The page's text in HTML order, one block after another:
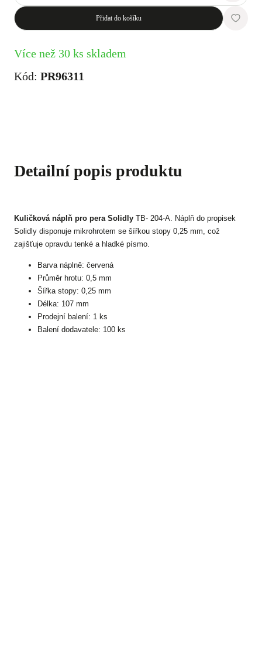
Přidat do košíku
Více než 30 ks skladem
Kód: PR96311
Detailní popis produktu
Kuličková náplň pro pera Solidly TB- 204-A. Náplň do propisek
Solidly disponuje mikrohrotem se šířkou stopy 0,25 mm, což
zajišťuje opravdu tenké a hladké písmo.
Barva náplně: červená
Průměr hrotu: 0,5 mm
Šířka stopy: 0,25 mm
Délka: 107 mm
Prodejní balení: 1 ks
Balení dodavatele: 100 ks